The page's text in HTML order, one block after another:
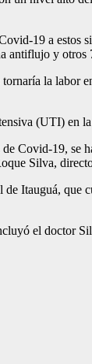
19 a estos
antiflujo y otros
la labor
(UTI) en
Covid-19, se
Silva,
Itauguá, que
el doctor